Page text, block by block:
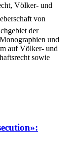
Völker- und
von
der
und
auf Völker- und
sowie